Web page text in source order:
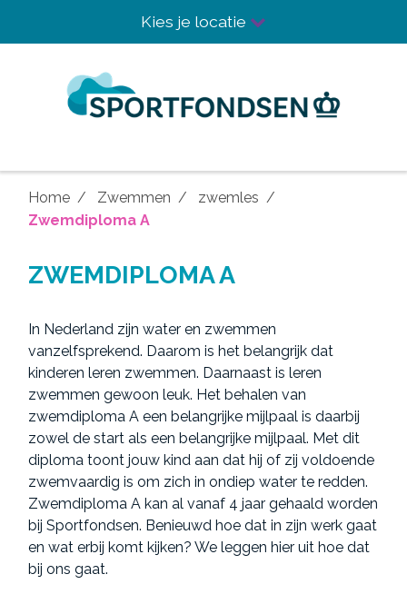
Kies je locatie
Home Zwemmen
zwemles
Zwemdiploma A
ZWEMDIPLOMA A
In Nederland zijn water en zwemmen
vanzelfsprekend. Daarom is het belangrijk dat
kinderen leren zwemmen. Daarnaast is leren
zwemmen gewoon leuk. Het behalen van
zwemdiploma A een belangrijke mijlpaal is daarbij
zowel de start als een belangrijke mijlpaal. Met dit
diploma toont jouw kind aan dat hij of zij voldoende
zwemvaardig is om zich in ondiep water te redden.
Zwemdiploma A kan al vanaf 4 jaar gehaald worden
bij Sportfondsen. Benieuwd hoe dat in zijn werk gaat
en wat erbij komt kijken? We leggen hier uit hoe dat
bij ons gaat.